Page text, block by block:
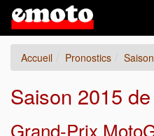
Accueil Pronostics Saison
Saison 2015
Grand-Prix